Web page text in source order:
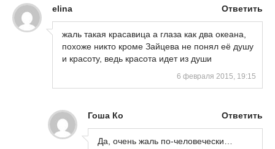
elina Ответить
жаль такая красавица а глаза как два океана,
похоже никто кроме Зайцева не понял её душу
и красоту, ведь красота идет из души
6 февраля 2015, 19:15
Гоша Ко Ответить
Да, очень жаль по-человечески…